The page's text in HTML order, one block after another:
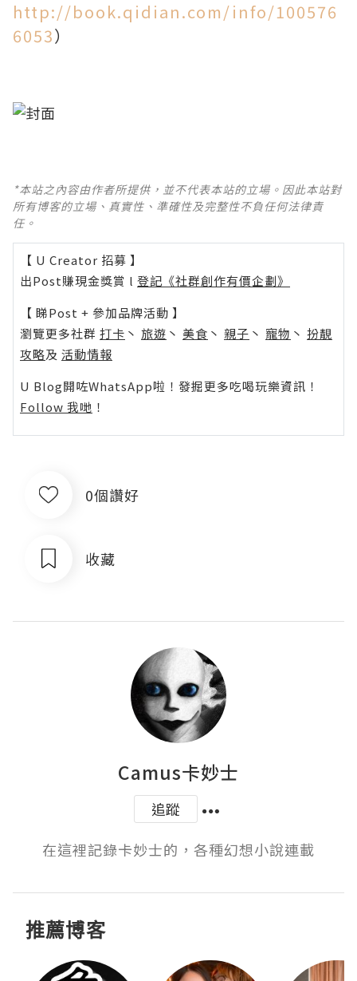
http://book.qidian.com/info/100576
6053）
*本站之內容由作者所提供，並不代表本站的立場。因此本站對
所有博客的立場、真實性、準確性及完整性不負任何法律責
任。
【 U Creator 招募 】
出Post賺現金獎賞 l 登記《社群創作有價企劃》
【 睇Post + 參加品牌活動 】
瀏覽更多社群 打卡 丶 旅遊 丶 美食 丶 親子 丶 寵物 丶 扮靚
攻略及 活動情報
U Blog開咗WhatsApp啦！發掘更多吃喝玩樂資訊！
Follow 我哋 ！
0個讚好
收藏
Camus卡妙士
追蹤
在這裡記錄卡妙士的，各種幻想小說連載
推薦博客